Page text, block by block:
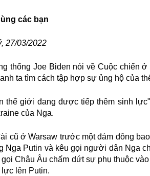
các bạn
27/03/2022
thống Joe Biden nói về Cuộc chiến ở
ta tìm cách tập hợp sự ủng hộ của
thế giới đang được tiếp thêm sinh
của Nga.
cũ ở Warsaw trước một đám đông
Nga Putin và kêu gọi người dân Nga
Châu Âu chấm dứt sự phụ thuộc
lên Putin.